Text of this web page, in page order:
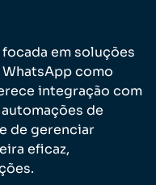
em soluções
como
integração com
de
de gerenciar
eficaz,